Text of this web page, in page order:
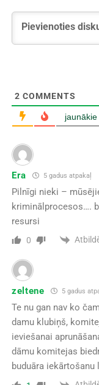
2 COMMENTS
jaunākie
Era 5 gadus atpakaļ
Pilnīgi nieki –
kriminālprocesos….
resursi
0
zeltene 5 gadus
Te nu gan nav ko
damu klubiņš,
ieviešanai
dāmu komitejas
buduāra